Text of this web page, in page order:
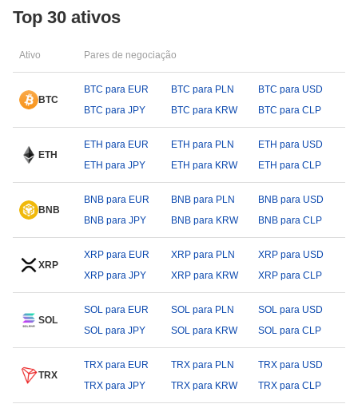
Top 30 ativos
Ativo Pares de negociação
BTC
BTC para EUR BTC para PLN
BTC para USD
BTC para JPY
BTC para KRW BTC para CLP
ETH
ETH para EUR ETH para PLN
ETH para USD
ETH para JPY
ETH para KRW ETH para CLP
BNB
BNB para EUR BNB para PLN
BNB para USD
BNB para JPY
BNB para KRW BNB para CLP
XRP
XRP para EUR XRP para PLN
XRP para USD
XRP para JPY
XRP para KRW XRP para CLP
SOL
SOL para EUR SOL para PLN
SOL para USD
SOL para JPY
SOL para KRW SOL para CLP
TRX
TRX para EUR TRX para PLN
TRX para USD
TRX para JPY
TRX para KRW TRX para CLP